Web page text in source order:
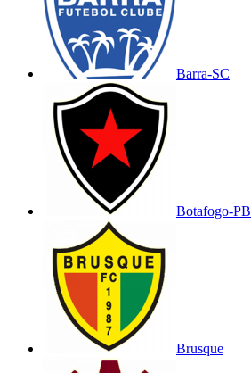
Barra-SC
Botafogo-PB
Brusque